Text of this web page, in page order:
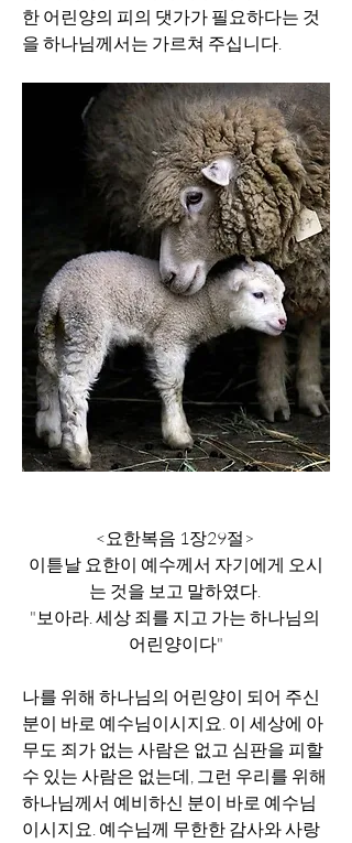
한 어린양의 피의 댓가가 필요하다는 것
을 하나님께서는 가르쳐 주십니다.
<요한복음 1장29절>
이튿날 요한이 예수께서 자기에게 오시
는 것을 보고 말하였다.
"보아라. 세상 죄를 지고 가는 하나님의
어린양이다"
나를 위해 하나님의 어린양이 되어 주신
분이 바로 예수님이시지요. 이 세상에 아
무도 죄가 없는 사람은 없고 심판을 피할
수 있는 사람은 없는데, 그런 우리를 위해
하나님께서 예비하신 분이 바로 예수님
이시지요. 예수님께 무한한 감사와 사랑